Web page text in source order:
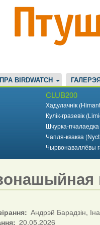
ПРА BIRDWATCH ГАЛЕРЭЯ
CLUB200
Хадулачнік
Кулік-гразевік
Шчурка-
Чапля-кваква
Чырвонаваллёвы
Андрэй Барадзін,
20.05.2026